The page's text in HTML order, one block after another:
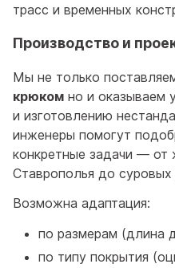
трасс и временных
Производство и
Мы не только
крюком но и оказываем
и изготовлению
инженеры помогут
конкретные задачи — от
Ставрополья до суровых
Возможна адаптация:
по размерам (длина
по типу покрытия